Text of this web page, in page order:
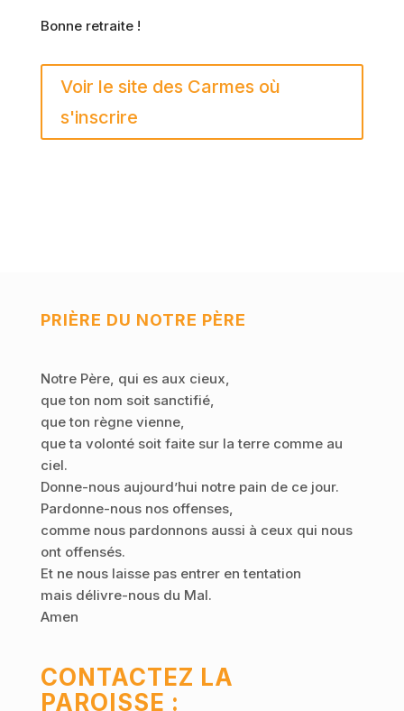
Bonne retraite !
Voir le site des Carmes où
s'inscrire
PRIÈRE DU NOTRE PÈRE
Notre Père, qui es aux cieux,
que ton nom soit sanctifié,
que ton règne vienne,
que ta volonté soit faite sur la terre comme au
ciel.
Donne-nous aujourd’hui notre pain de ce jour.
Pardonne-nous nos offenses,
comme nous pardonnons aussi à ceux qui nous
ont offensés.
Et ne nous laisse pas entrer en tentation
mais délivre-nous du Mal.
Amen
CONTACTEZ LA
PAROISSE :